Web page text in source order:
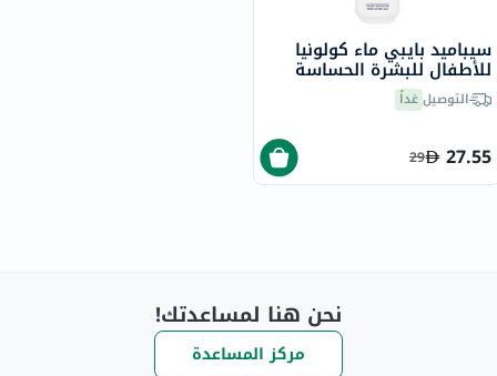
سيباميد بايبي ماء كولونيا
للأطفال للبشرة الحساسة
250 ملالتوصيلغداً
27.55
29
نحن هنا لمساعدتك!
مركز المساعدة